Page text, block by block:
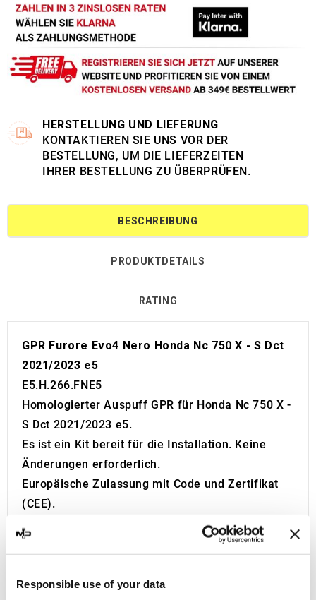
Responsible use of your data
HERSTELLUNG UND LIEFERUNG
KONTAKTIEREN SIE UNS VOR DER
BESTELLUNG, UM DIE LIEFERZEITEN
IHRER BESTELLUNG ZU ÜBERPRÜFEN.
BESCHREIBUNG
PRODUKTDETAILS
RATING
GPR Furore Evo4 Nero Honda Nc 750 X - S Dct
2021/2023 e5
E5.H.266.FNE5
Homologierter Auspuff GPR für Honda Nc 750 X -
S Dct 2021/2023 e5.
Es ist ein Kit bereit für die Installation. Keine
Änderungen erforderlich.
Europäische Zulassung mit Code und Zertifikat
(CEE).
Der Katalysator ist nicht im Kit enthalten.
Für die Suche: